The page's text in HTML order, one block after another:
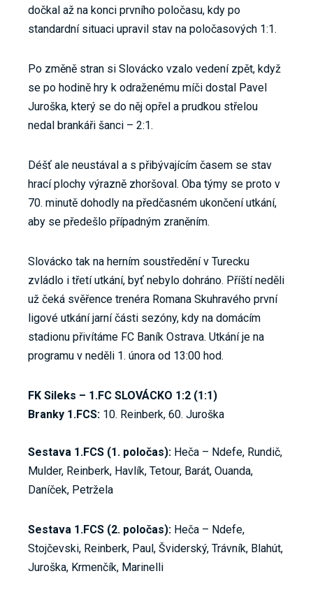
dočkal až na konci prvního poločasu, kdy po
standardní situaci upravil stav na poločasových 1:1.
Po změně stran si Slovácko vzalo vedení zpět, když
se po hodině hry k odraženému míči dostal Pavel
Juroška, který se do něj opřel a prudkou střelou
nedal brankáři šanci – 2:1.
Déšť ale neustával a s přibývajícím časem se stav
hrací plochy výrazně zhoršoval. Oba týmy se proto v
70. minutě dohodly na předčasném ukončení utkání,
aby se předešlo případným zraněním.
Slovácko tak na herním soustředění v Turecku
zvládlo i třetí utkání, byť nebylo dohráno. Příští neděli
už čeká svěřence trenéra Romana Skuhravého první
ligové utkání jarní části sezóny, kdy na domácím
stadionu přivítáme FC Baník Ostrava. Utkání je na
programu v neděli 1. února od 13:00 hod.
FK Sileks – 1.FC SLOVÁCKO 1:2 (1:1)
Branky 1.FCS: 10. Reinberk, 60. Juroška
Sestava 1.FCS (1. poločas): Heča – Ndefe, Rundič,
Mulder, Reinberk, Havlík, Tetour, Barát, Ouanda,
Daníček, Petržela
Sestava 1.FCS (2. poločas): Heča – Ndefe,
Stojčevski, Reinberk, Paul, Šviderský, Trávník, Blahút,
Juroška, Krmenčík, Marinelli